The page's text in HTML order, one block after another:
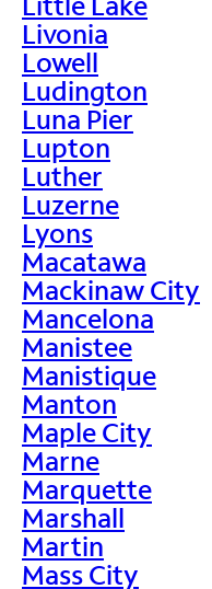
Livonia
Lowell
Ludington
Luna Pier
Lupton
Luther
Luzerne
Lyons
Macatawa
Mackinaw City
Mancelona
Manistee
Manistique
Manton
Maple City
Marne
Marquette
Marshall
Martin
Mass City